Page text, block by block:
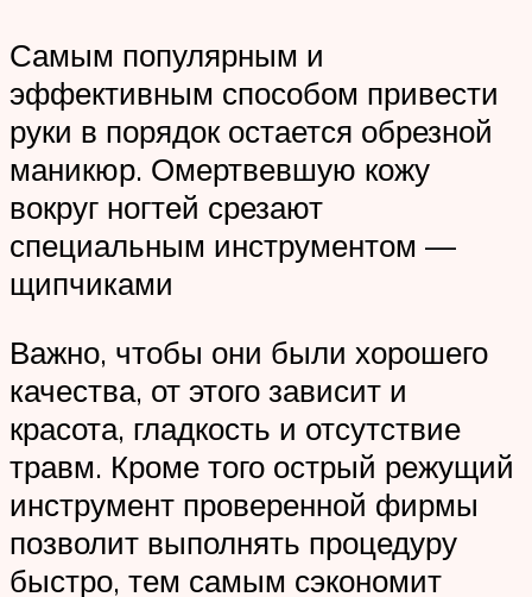
Самым популярным и
эффективным способом привести
руки в порядок остается обрезной
маникюр. Омертвевшую кожу
вокруг ногтей срезают
специальным инструментом —
щипчиками
Важно, чтобы они были хорошего
качества, от этого зависит и
красота, гладкость и отсутствие
травм. Кроме того острый режущий
инструмент проверенной фирмы
позволит выполнять процедуру
быстро, тем самым сэкономит